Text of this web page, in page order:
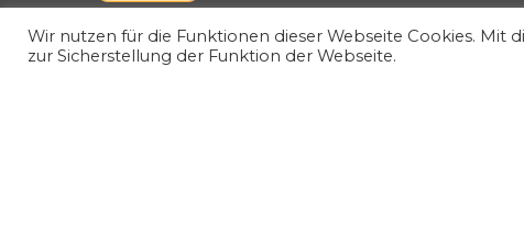
Wir nutzen für die Funktionen dieser Webseite Cookies. Mit
zur Sicherstellung der Funktion der Webseite.